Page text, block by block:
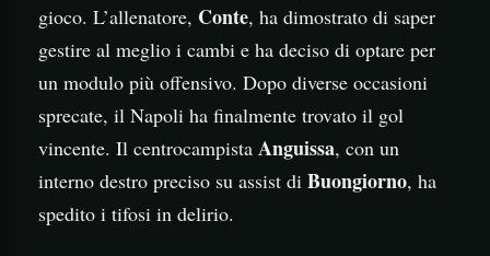
gioco. L’allenatore, Conte, ha dimostrato di saper
gestire al meglio i cambi e ha deciso di optare per
un modulo più offensivo. Dopo diverse occasioni
sprecate, il Napoli ha finalmente trovato il gol
vincente. Il centrocampista Anguissa, con un
interno destro preciso su assist di Buongiorno, ha
spedito i tifosi in delirio.